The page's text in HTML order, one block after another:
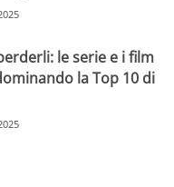
a chi rientra in
superi determinate
Tali limiti di reddito
per riflettere le
condizioni
le serie e i film
la Top 10 di